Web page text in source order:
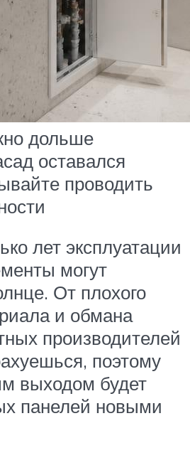
дольше
оставался
проводить
лет эксплуатации
могут
От плохого
и обмана
производителей
поэтому
выходом будет
панелей новыми